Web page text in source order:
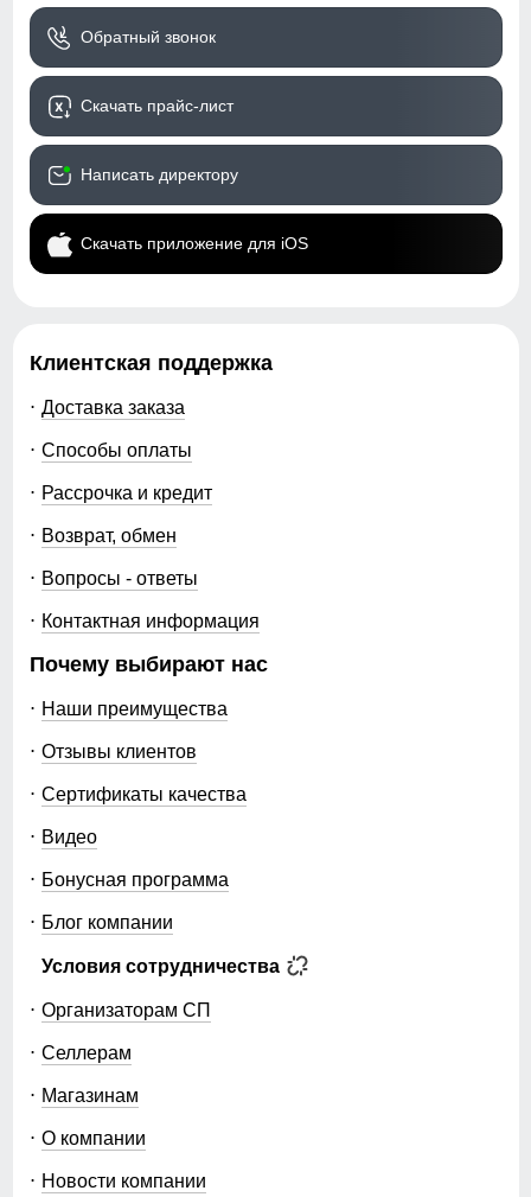
Обратный звонок
Скачать прайс-лист
Написать директору
Скачать приложение для iOS
Клиентская поддержка
Доставка заказа
Способы оплаты
Рассрочка и кредит
Возврат, обмен
Вопросы - ответы
Контактная информация
Почему выбирают нас
Наши преимущества
Отзывы клиентов
Сертификаты качества
Видео
Бонусная программа
Блог компании
Условия сотрудничества
Организаторам СП
Селлерам
Магазинам
О компании
Новости компании